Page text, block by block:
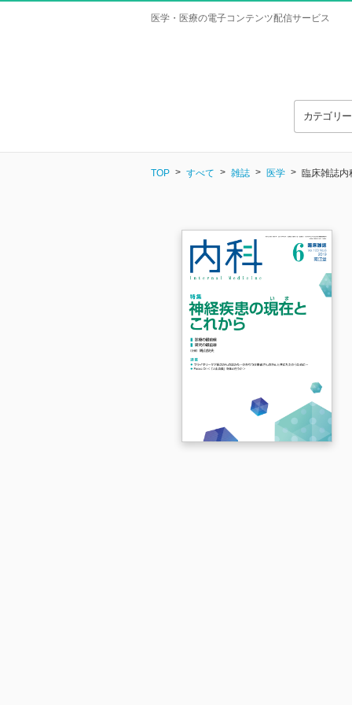
医学・医療の電子コンテンツ配信サービス
カテゴリ
TOP すべて 雑誌 医学 臨床雑誌